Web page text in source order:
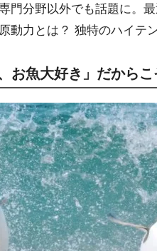
門分野以外でも話題に。
動力とは？ 独特のハイテ
お魚大好き」だから